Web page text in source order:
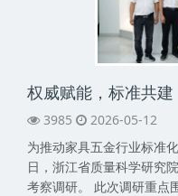
3985
2026-05-12
为推动家具五金行业标准
日，浙江省质量科学研究
考察调研。 此次调研重点